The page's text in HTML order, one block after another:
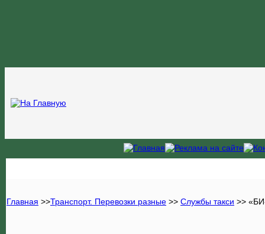
Главная >>Транспорт. Перевозки разные >> Службы такси >>